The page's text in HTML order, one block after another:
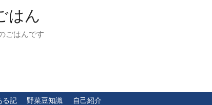
はん
ごはんです
る記 野菜豆知識 自己紹介